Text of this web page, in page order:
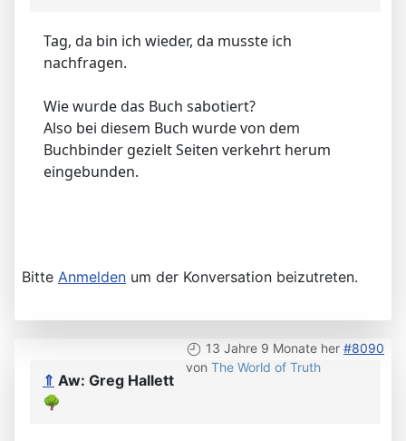
Tag, da bin ich wieder, da musste ich
nachfragen.
Wie wurde das Buch sabotiert?
Also bei diesem Buch wurde von dem
Buchbinder gezielt Seiten verkehrt herum
eingebunden.
Bitte Anmelden um der Konversation beizutreten.
13 Jahre 9 Monate her #8090
von The World of Truth
⇑ Aw: Greg Hallett
🌳